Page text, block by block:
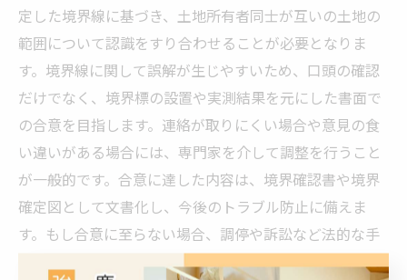
定した境界線に基づき、土地所有者同士が互いの土地の
範囲について認識をすり合わせることが必要となりま
す。境界線に関して誤解が生じやすいため、口頭の確認
だけでなく、境界標の設置や実測結果を元にした書面で
の合意を目指します。連絡が取りにくい場合や意見の食
い違いがある場合には、専門家を介して調整を行うこと
が一般的です。合意に達した内容は、境界確認書や境界
確定図として文書化し、今後のトラブル防止に備えま
す。もし合意に至らない場合、調停や訴訟など法的な手
続きに進むこともありますが、これは時間と費用の負担